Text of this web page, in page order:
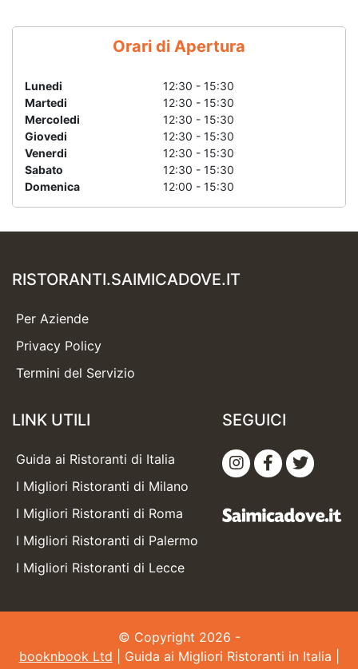
Orari di Apertura
Lunedi
12:30 - 15:30
Martedi
12:30 - 15:30
Mercoledi
12:30 - 15:30
Giovedi
12:30 - 15:30
Venerdi
12:30 - 15:30
Sabato
12:30 - 15:30
Domenica
12:00 - 15:30
RISTORANTI.SAIMICADOVE.IT
Per Aziende
Privacy Policy
Termini del Servizio
LINK UTILI
Guida ai Ristoranti di Italia
I Migliori Ristoranti di Milano
I Migliori Ristoranti di Roma
I Migliori Ristoranti di Palermo
I Migliori Ristoranti di Lecce
SEGUICI
© Copyright 2026 -
booknbook Ltd | Guida ai Migliori Ristoranti in Italia |